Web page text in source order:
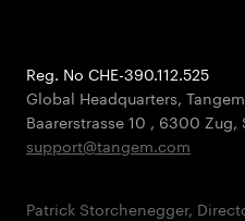
Reg. No CHE-390.112.525
Global Headquarters,
Baarerstrasse 10 , 6300 Zug,
support@tangem.com
Patrick Storchenegger,